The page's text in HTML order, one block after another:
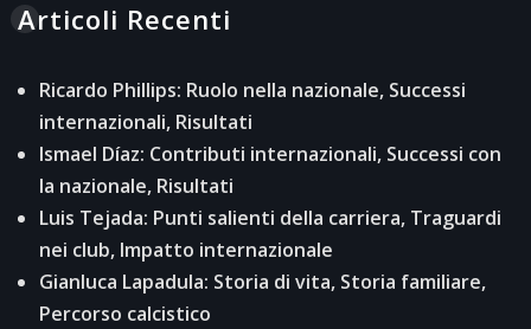
Articoli Recenti
Ricardo Phillips: Ruolo nella nazionale, Successi
internazionali, Risultati
Ismael Díaz: Contributi internazionali, Successi con
la nazionale, Risultati
Luis Tejada: Punti salienti della carriera, Traguardi
nei club, Impatto internazionale
Gianluca Lapadula: Storia di vita, Storia familiare,
Percorso calcistico